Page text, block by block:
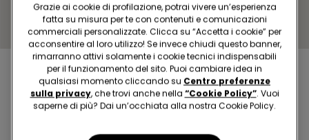
Acquista in negozio e ricevi l’ordine ovunque tu sia
Grazie ai cookie di profilazione, potrai vivere un’esperienza
fatta su misura per te con contenuti e comunicazioni
commerciali personalizzate. Clicca su “Accetta i cookie” per
acconsentire al loro utilizzo! Se invece chiudi questo banner,
rimarranno attivi solamente i cookie tecnici indispensabili
per il funzionamento del sito. Puoi cambiare idea in
qualsiasi momento cliccando su Centro preferenze
sulla privacy, che trovi anche nella “Cookie Policy”. Vuoi
saperne di più? Dai un’occhiata alla nostra Cookie Policy.